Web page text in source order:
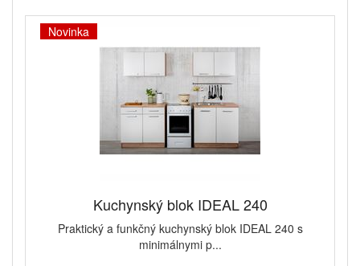
Novinka
Kuchynský blok IDEAL 240
Praktický a funkčný kuchynský blok IDEAL 240 s
minimálnymi p...